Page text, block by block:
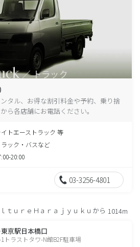
タル、お得な割引料金や予約、乗り捨
ら各店舗にお電話ください。
イトエーストラック 等
ラック・バスなど
20:00
03-3256-4801
ｔｕｒｅＨａｒａｊｙｕｋｕから 1014m
京駅日本橋口
トラストタワ-N館B2F駐車場